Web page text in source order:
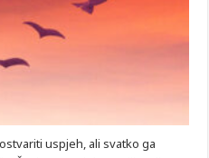
uspjeh, ali svatko ga